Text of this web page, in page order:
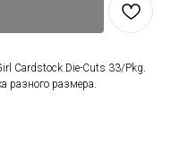
Cardstock Die-Cuts 33/Pkg.
разного размера.